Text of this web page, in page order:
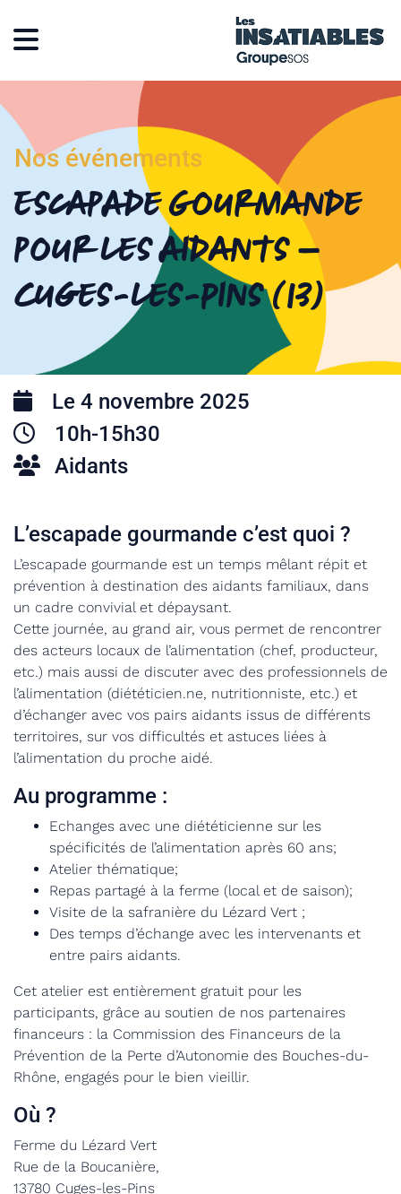
Nos événements
Escapade Gourmande
pour les Aidants –
Cuges-les-Pins (13)
Le 4 novembre 2025
10h-15h30
Aidants
L’escapade gourmande c’est quoi ?
L’escapade gourmande est un temps mêlant répit et
prévention à destination des aidants familiaux, dans
un cadre convivial et dépaysant.
Cette journée, au grand air, vous permet de rencontrer
des acteurs locaux de l’alimentation (chef, producteur,
etc.) mais aussi de discuter avec des professionnels de
l’alimentation (diététicien.ne, nutritionniste, etc.) et
d’échanger avec vos pairs aidants issus de différents
territoires, sur vos difficultés et astuces liées à
l’alimentation du proche aidé.
Au programme :
Echanges avec une diététicienne sur les
spécificités de l’alimentation après 60 ans;
Atelier thématique;
Repas partagé à la ferme (local et de saison);
Visite de la safranière du Lézard Vert ;
Des temps d’échange avec les intervenants et
entre pairs aidants.
Cet atelier est entièrement gratuit pour les
participants, grâce au soutien de nos partenaires
financeurs : la Commission des Financeurs de la
Prévention de la Perte d’Autonomie des Bouches-du-
Rhône, engagés pour le bien vieillir.
Où ?
Ferme du Lézard Vert
Rue de la Boucanière,
13780 Cuges-les-Pins